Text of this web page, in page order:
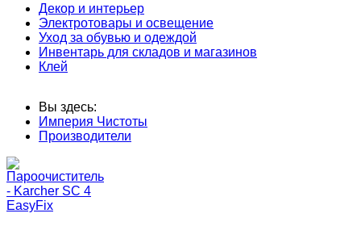
Декор и интерьер
Электротовары и освещение
Уход за обувью и одеждой
Инвентарь для складов и магазинов
Клей
Вы здесь:
Империя Чистоты
Производители